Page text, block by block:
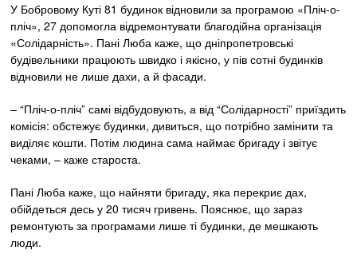
У Бобровому Куті 81 будинок відновили за програмою «Пліч-о-
пліч», 27 допомогла відремонтувати благодійна організація
«Солідарність». Пані Люба каже, що дніпропетровські
будівельники працюють швидко і якісно, у пів сотні будинків
відновили не лише дахи, а й фасади.
– “Пліч-о-пліч” самі відбудовують, а від “Солідарності” приїздить
комісія: обстежує будинки, дивиться, що потрібно замінити та
виділяє кошти. Потім людина сама наймає бригаду і звітує
чеками, – каже староста.
Пані Люба каже, що найняти бригаду, яка перекриє дах,
обійдеться десь у 20 тисяч гривень. Пояснює, що зараз
ремонтують за програмами лише ті будинки, де мешкають
люди.